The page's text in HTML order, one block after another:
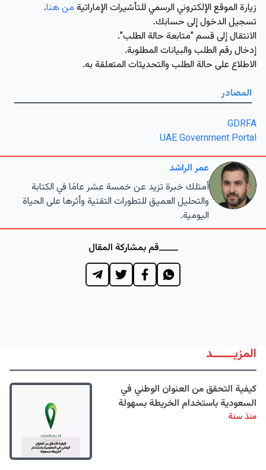
زيارة الموقع الإلكتروني الرسمي للتأشيرات الإماراتية من هنا.
تسجيل الدخول إلى حسابك.
الانتقال إلى قسم "متابعة حالة الطلب".
إدخال رقم الطلب والبيانات المطلوبة.
الاطلاع على حالة الطلب والتحديثات المتعلقة به.
المصادر
GDRFA
UAE Government Portal
عمر الراشد
أمتلك خبرة تزيد عن خمسة عشر عامًا في الكتابة
والتحليل العميق للتطورات التقنية وأثرها على الحياة
اليومية.
قم بمشاركة المقال
المزيــــــد
كيفية التحقق من العنوان الوطني في
السعودية باستخدام الخريطة بسهولة
منذ سنة